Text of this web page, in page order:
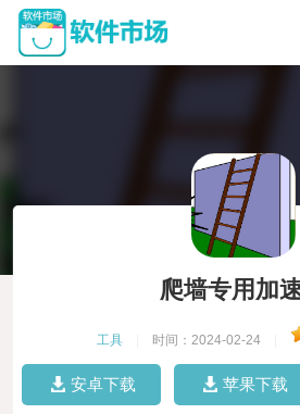
爬墙专用加
工具 时间：2024-02-24
安卓下载 苹果下载